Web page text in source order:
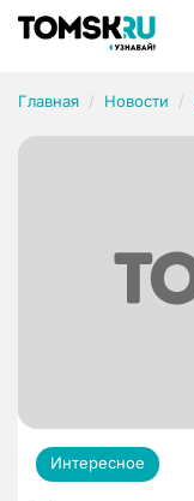
Главная Новости
Интересное